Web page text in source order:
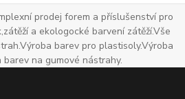
prodej forem a příslušenství pro
a ekologocké barvení zátěží.Vše
barev pro plastisoly.Výroba
barev na gumové nástrahy.